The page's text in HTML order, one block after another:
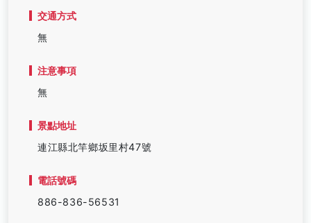
交通方式
無
注意事項
無
景點地址
連江縣北竿鄉坂里村47號
電話號碼
886-836-56531